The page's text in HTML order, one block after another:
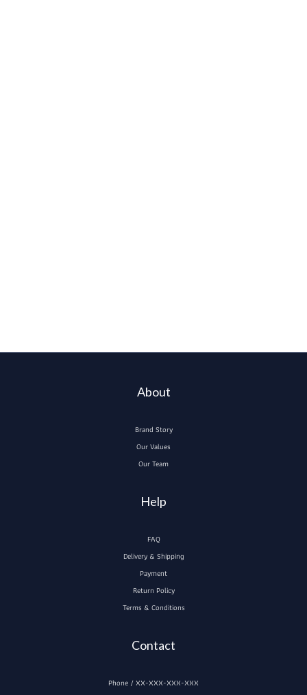
About
Brand Story
Our Values
Our Team
Help
FAQ
Delivery & Shipping
Payment
Return Policy
Terms & Conditions
Contact
Phone / XX-XXX-XXX-XXX